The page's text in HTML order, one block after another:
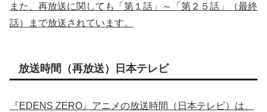
また、再放送に関しても「第１話」～「第２５話」（最終
話）まで放送されています。
放送時間（再放送）日本テレビ
『EDENS ZERO』アニメの放送時間（日本テレビ）は、